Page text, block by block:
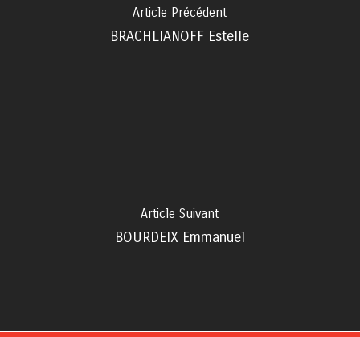
Article Précédent
BRACHLIANOFF Estelle
Article Suivant
BOURDEIX Emmanuel